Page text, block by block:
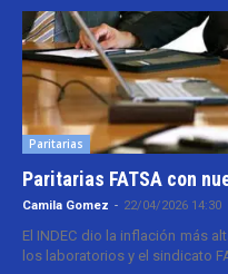
Paritarias
Paritarias FATSA con
Camila Gomez - 22/04/2026 14:30
El INDEC dio la inflación más
los laboratorios y el sindicato